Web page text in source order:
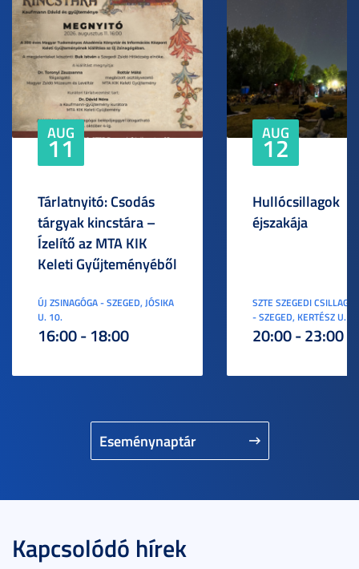
Eseménynaptár
AUG
11
Tárlatnyitó: Csodás
tárgyak kincstára –
Ízelítő az MTA KIK
Keleti Gyűjteményéből
ÚJ ZSINAGÓGA - SZEGED, JÓSIKA
U. 10.
16:00 - 18:00
AUG
12
Hullócsillagok
éjszakája
SZTE SZEGEDI
- SZEGED, KERTÉSZ U. 3.
20:00 - 23:00
Kapcsolódó hírek